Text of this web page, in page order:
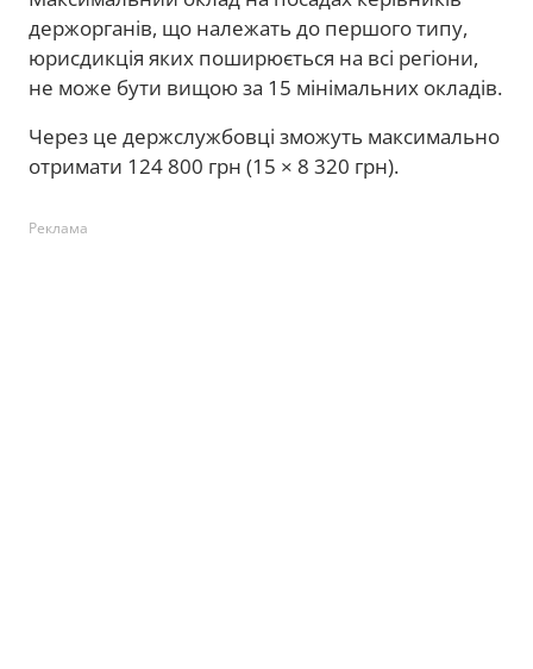
держорганів, що належать до першого типу,
юрисдикція яких поширюється на всі регіони,
не може бути вищою за 15 мінімальних окладів.
Через це держслужбовці зможуть максимально
отримати 124 800 грн (15 × 8 320 грн).
Реклама